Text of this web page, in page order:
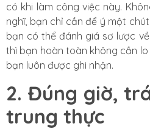
có khi làm công việc này.
nghĩ, bạn chỉ cần để ý một
bạn có thể đánh giá sơ lược
thì bạn hoàn toàn không cần
bạn luôn được ghi nhận.
2. Đúng giờ,
trung thực